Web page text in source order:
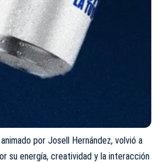
por Josell Hernández, volvió a
su energía, creatividad y la interacción